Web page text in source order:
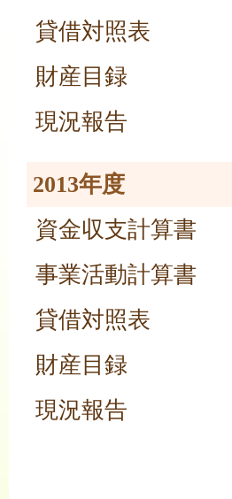
貸借対照表
財産目録
現況報告
2013年度
資金収支計算書
事業活動計算書
貸借対照表
財産目録
現況報告